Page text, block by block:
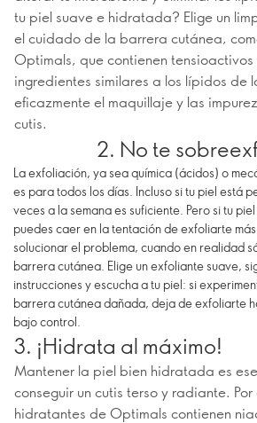
tu piel suave e hidratada? Elige un
el cuidado de la barrera cutánea,
Optimals, que contienen tensioactivos
ingredientes similares a los lípidos de
eficazmente el maquillaje y las
cutis.
2. No te
La exfoliación, ya sea química (ácidos) o
es para todos los días. Incluso si tu piel está
veces a la semana es suficiente. Pero si tu
puedes caer en la tentación de exfoliarte
solucionar el problema, cuando en realidad
barrera cutánea. Elige un exfoliante suave,
instrucciones y escucha a tu piel: si
barrera cutánea dañada, deja de exfoliarte
bajo control.
3. ¡Hidrata al máximo!
Mantener la piel bien hidratada es
conseguir un cutis terso y radiante.
hidratantes de Optimals contienen